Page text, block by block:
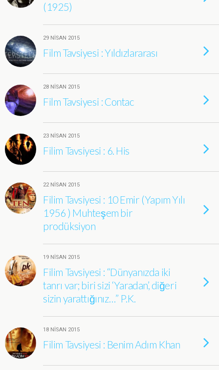
(1925)
29 NISAN 2015
Film Tavsiyesi : Yıldızlararası
28 NISAN 2015
Film Tavsiyesi : Contac
23 NISAN 2015
Filim Tavsiyesi : 6. His
22 NISAN 2015
Filim Tavsiyesi : 10 Emir (Yapım Yılı
1956 ) Muhteşem bir
prodüksiyon
19 NISAN 2015
Filim Tavsiyesi : “Dünyanızda iki
tanrı var; biri sizi ‘Yaradan’, diğeri
sizin yarattığınız…” P.K.
18 NISAN 2015
Filim Tavsiyesi : Benim Adım Khan